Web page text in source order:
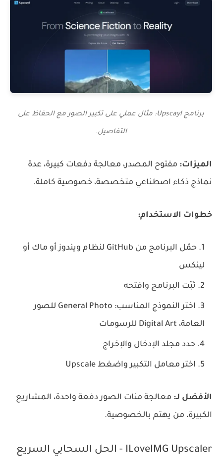
برنامج Upscayl: مثال عملي على تكبير الصور مع الحفاظ على
التفاصيل.
الميزات: مفتوح المصدر، معالجة دفعات كبيرة، عدة
نماذج ذكاء اصطناعي متخصصة، خصوصية كاملة.
خطوات الاستخدام:
حمّل البرنامج من GitHub لنظام ويندوز أو ماك أو
لينكس
ثبّت البرنامج وافتحه
اختر النموذج المناسب: General Photo للصور
العامة، Digital Art للرسومات
حدد مجلد الإدخال والإخراج
اختر معامل التكبير واضغط Upscale
الأفضل لـ: معالجة مئات الصور دفعة واحدة، المشاريع
الكبيرة، من يهتم بالخصوصية.
ILoveIMG Upscaler - الحل السحابي السريع